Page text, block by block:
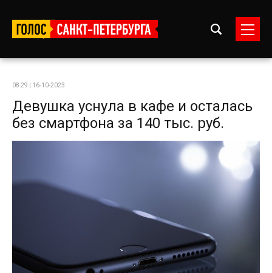
08:29 | 16-10-2023
Девушка уснула в кафе и осталась
без смартфона за 140 тыс. руб.